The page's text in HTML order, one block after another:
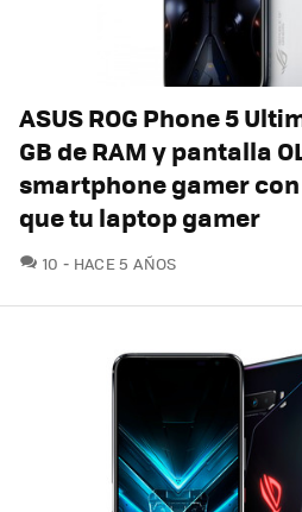
ASUS ROG Phone 5
GB de RAM y pantalla
smartphone gamer
que tu laptop gamer
10 COMENTARIOS
HACE 5 AÑOS